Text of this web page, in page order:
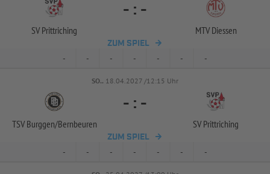
SV Prittriching
- : -
MTV Diessen
ZUM SPIEL
- - - - - - -
SO.. 18.04.2027 /12:15 Uhr
TSV Burggen/Bernbeuren
- : -
SV Prittriching
ZUM SPIEL
- - - - - - -